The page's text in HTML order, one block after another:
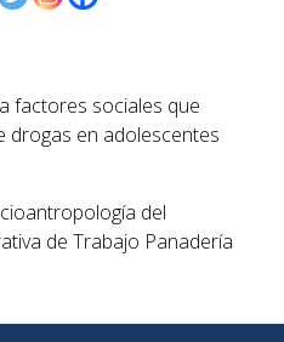
factores sociales que
drogas en adolescentes
del
de Trabajo Panadería